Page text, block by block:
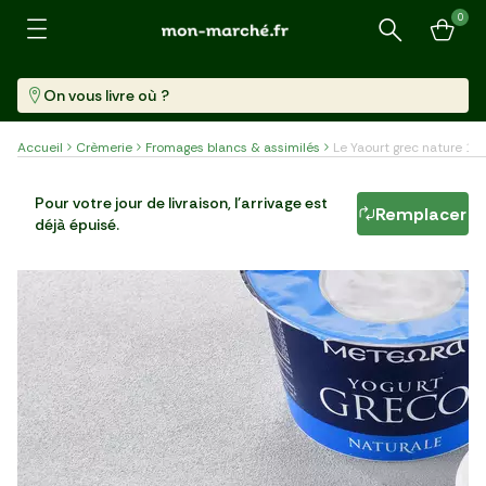
Recherche
0
On vous livre où ?
Accueil Crèmerie Fromages blancs & assimilés Le Yaourt grec nature
Pot (150 G) 10,60 €/kg
Pour votre jour de livraison, l'arrivage est
déjà épuisé.
Remplacer